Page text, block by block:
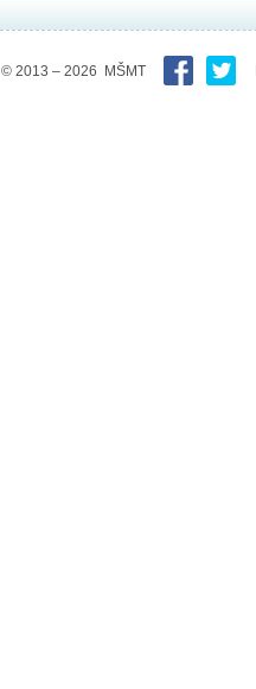
© 2013 – 2026 MŠMT